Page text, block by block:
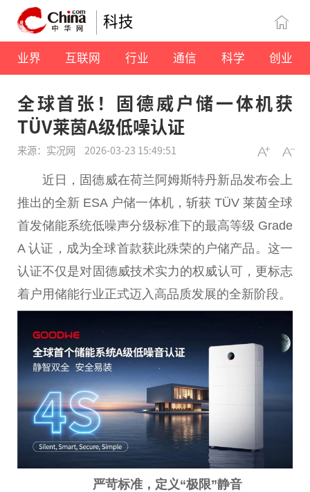
科技
业界 互联网 行业 通信 科学 创业
全球首张！固德威户储一体机获
TÜV莱茵A级低噪认证
来源：实况网 2026-03-23 15:49:51
近 日，固德威在荷兰阿姆斯特丹新品发布会上
推出的全新 ESA 户储一体机，斩获 TÜV 莱茵全球
首发储能系统低噪声分级标准下的最高等级 Grade
A 认证，成为全球首款获此殊荣的户储产品。这一
认证不仅是对固德威技术实力的权威认可，更标志
着户用储能行业正式迈入高品质发展的全新阶段。
严苛标准，定义“极限”静音